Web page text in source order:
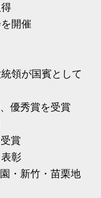
開催
領が国賓として
優秀賞を受賞
賞
彰
・新竹・苗栗地